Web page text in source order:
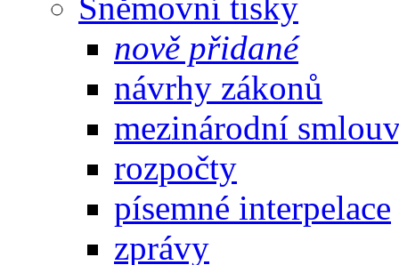
nově přidané
návrhy zákonů
mezinárodní
rozpočty
písemné interpelace
zprávy